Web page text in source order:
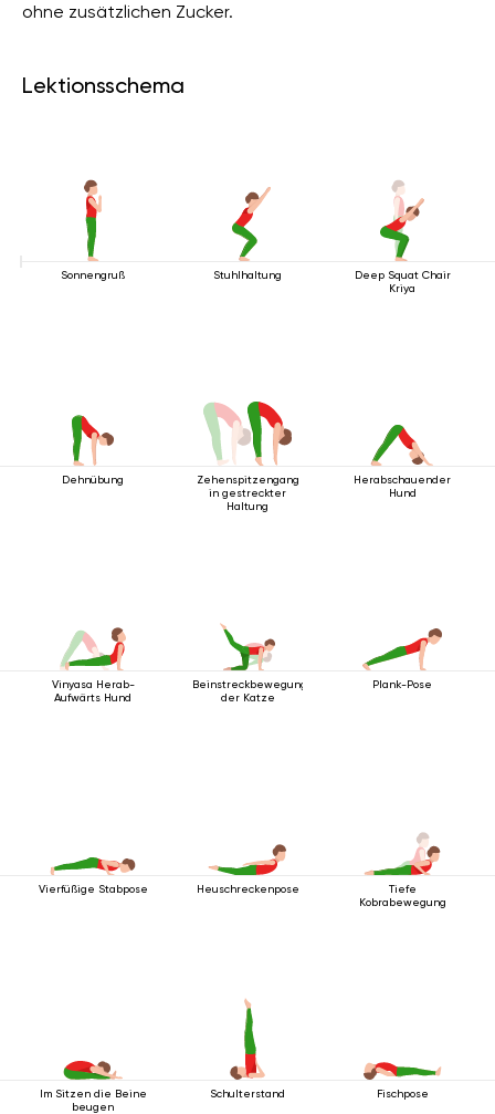
ohne zusätzlichen Zucker.
Lektionsschema
Sonnengruß Stuhlhaltung
Deep Squat Chair
Kriya
Dehnübung
Zehenspitzengang
in gestreckter
Haltung
Herabschauender
Hund
Vinyasa Herab-
Aufwärts Hund
Beinstreckbewegung
der Katze
Plank-Pose
Vierfüßige Stabpose Heuschreckenpose
Tiefe
Kobrabewegung
Im Sitzen die Beine
beugen
Schulterstand Fischpose